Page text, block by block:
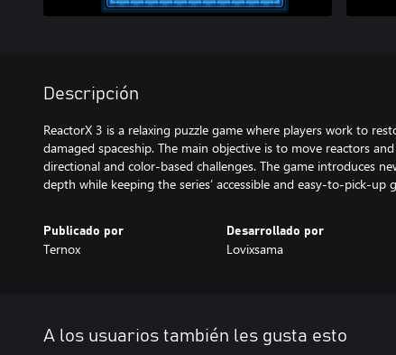
Descripción
ReactorX 3 is a relaxing puzzle game where players work to
damaged spaceship. The main objective is to move reactors
directional and color-based challenges. The game introduces
depth while keeping the series’ accessible and easy-to-pick-up
Publicado por
Ternox
Desarrollado por
Lovixsama
A los usuarios también les gusta esto